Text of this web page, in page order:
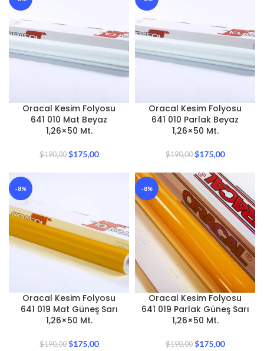
Oracal Kesim Folyosu
641 010 Mat Beyaz
1,26×50 Mt.
$190,00 $175,00
Oracal Kesim Folyosu
641 010 Parlak Beyaz
1,26×50 Mt.
$190,00 $175,00
-8%
Oracal Kesim Folyosu
641 019 Mat Güneş Sarı
1,26×50 Mt.
$190,00 $175,00
-8%
Oracal Kesim Folyosu
641 019 Parlak Güneş Sarı
1,26×50 Mt.
$190,00 $175,00